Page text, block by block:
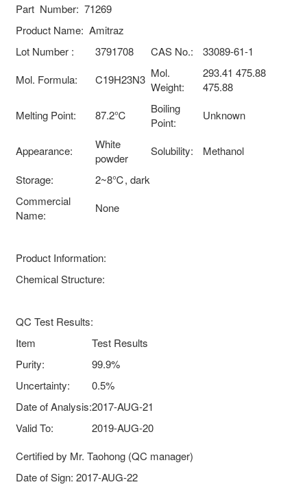
Part Number: 71269
Product Name: Amitraz
Lot Number :
3791708 CAS No.:
33089-61-1
Mol. Formula:
C19H23N3 Mol.
Weight:
293.41 475.88
475.88
Melting Point:
87.2℃
Boiling
Point:
Unknown
Appearance:
White
powder
Solubility:
Methanol
Storage:
2~8℃, dark
Commercial
Name:
None
Product Information:
Chemical Structure:
QC Test Results:
Item
Test Results
Purity:
99.9%
Uncertainty:
0.5%
Date of Analysis:2017-AUG-21
Valid To:
2019-AUG-20
Certified by Mr. Taohong (QC manager)
Date of Sign: 2017-AUG-22